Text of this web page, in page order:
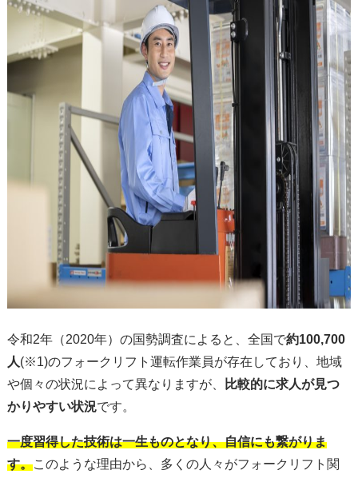
令和2年（2020年）の国勢調査によると、全国で約100,700
人(※1)のフォークリフト運転作業員が存在しており、地域
や個々の状況によって異なりますが、
比較的に求人が見つ
かりやすい状況です。
一度習得した技術は一生ものとなり、自信にも繋がりま
す。このような理由から、多くの人々がフォークリフト関